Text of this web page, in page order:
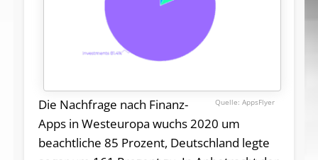
AppsFlyer
Die Nachfrage nach Finanz-
Apps in Westeuropa wuchs 2020 um
beachtliche 85 Prozent, Deutschland legte